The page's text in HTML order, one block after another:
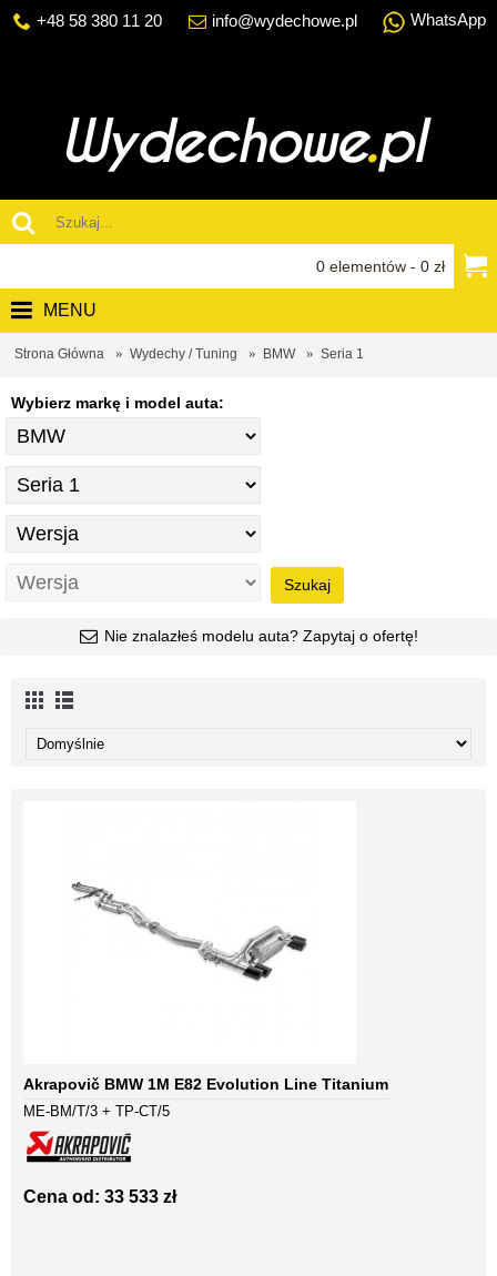
+48 58 380 11 20 info@wydechowe.pl WhatsApp
0 elementów - 0 zł
MENU
Strona Główna Wydechy / Tuning BMW Seria 1
Wybierz markę i model auta:
Szukaj
Nie znalazłeś modelu auta? Zapytaj o ofertę!
Akrapovič BMW 1M E82 Evolution Line Titanium
ME-BM/T/3 + TP-CT/5
Cena od: 33 533 zł